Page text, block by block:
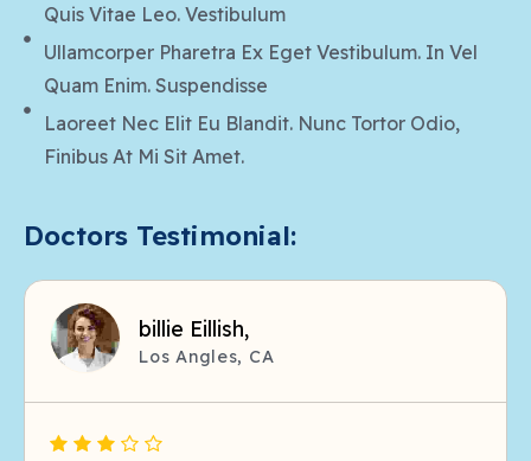
Quis Vitae Leo. Vestibulum
Ullamcorper Pharetra Ex Eget Vestibulum. In Vel
Quam Enim. Suspendisse
Laoreet Nec Elit Eu Blandit. Nunc Tortor Odio,
Finibus At Mi Sit Amet.
Doctors Testimonial:
billie Eillish,
Los Angles, CA